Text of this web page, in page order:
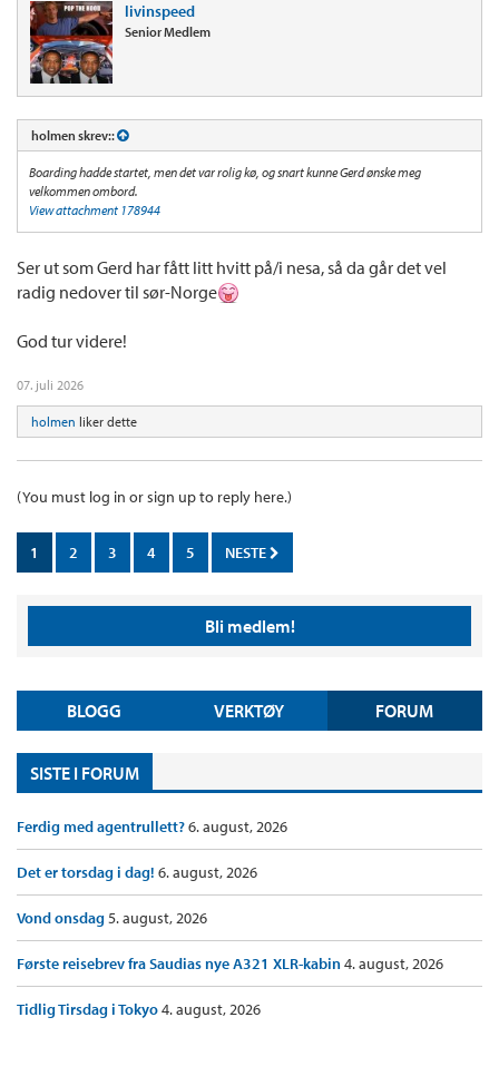
livinspeed
Senior Medlem
holmen skrev::
Boarding hadde startet, men det var rolig kø, og snart kunne Gerd ønske meg
velkommen ombord.
View attachment 178944
Ser ut som Gerd har fått litt hvitt på/i nesa, så da går det vel
radig nedover til sør-Norge
God tur videre!
07. juli 2026
holmen liker dette
(You must log in or sign up to reply here.)
1 2 3 4 5 NESTE
Bli medlem!
BLOGG VERKTØY FORUM
SISTE I FORUM
Ferdig med agentrullett?6. august, 2026
Det er torsdag i dag! 6. august, 2026
Vond onsdag5. august, 2026
Første reisebrev fra Saudias nye A321 XLR-kabin4. august, 2026
Tidlig Tirsdag i Tokyo4. august, 2026